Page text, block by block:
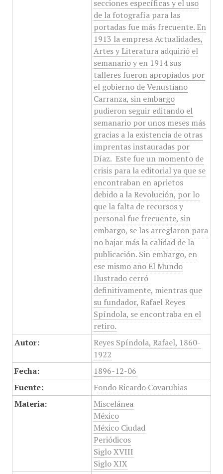
secciones específicas y el uso
de la fotografía para las
portadas fue más frecuente. En
1913 la empresa Actualidades,
Artes y Literatura adquirió el
semanario y en 1914 sus
talleres fueron apropiados por
el gobierno de Venustiano
Carranza, sin embargo
pudieron seguir editando el
semanario por unos meses más
gracias a la existencia de otras
imprentas instauradas por
Díaz. ​ Este fue un momento de
crisis para la editorial ya que se
encontraban en aprietos
debido a la Revolución, por lo
que la falta de recursos y
personal fue frecuente, sin
embargo, se las arreglaron para
no bajar más la calidad de la
publicación. Sin embargo, en
ese mismo año El Mundo
Ilustrado cerró
definitivamente, mientras que
su fundador, Rafael Reyes
Spíndola, se encontraba en el
retiro.
Autor:
Reyes Spíndola, Rafael, 1860-
1922
Fecha:
1896-12-06
Fuente:
Fondo Ricardo Covarubias
Materia:
Miscelánea
México
México Ciudad
Periódicos
Siglo XVIII
Siglo XIX